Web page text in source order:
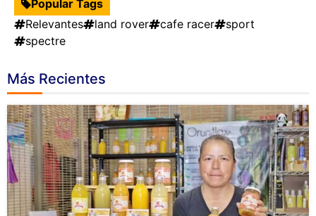
Popular Tags
Relevantes
land rover cafe racer
sport
spectre
Más Recientes